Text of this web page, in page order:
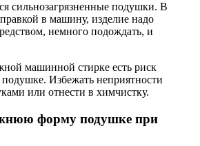
сильнозагрязненные подушки. В
в машину, изделие надо
немного подождать, и
машинной стирке есть риск
подушке. Избежать неприятности
или отнести в химчистку.
форму подушке при